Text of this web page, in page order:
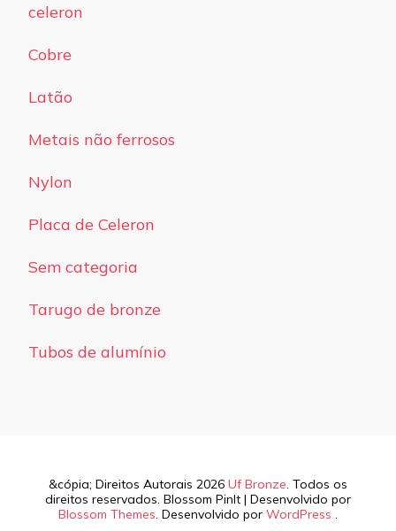
celeron
Cobre
Latão
Metais não ferrosos
Nylon
Placa de Celeron
Sem categoria
Tarugo de bronze
Tubos de alumínio
&cópia; Direitos Autorais 2026 Uf Bronze. Todos os
direitos reservados. Blossom PinIt | Desenvolvido por
Blossom Themes. Desenvolvido por WordPress .